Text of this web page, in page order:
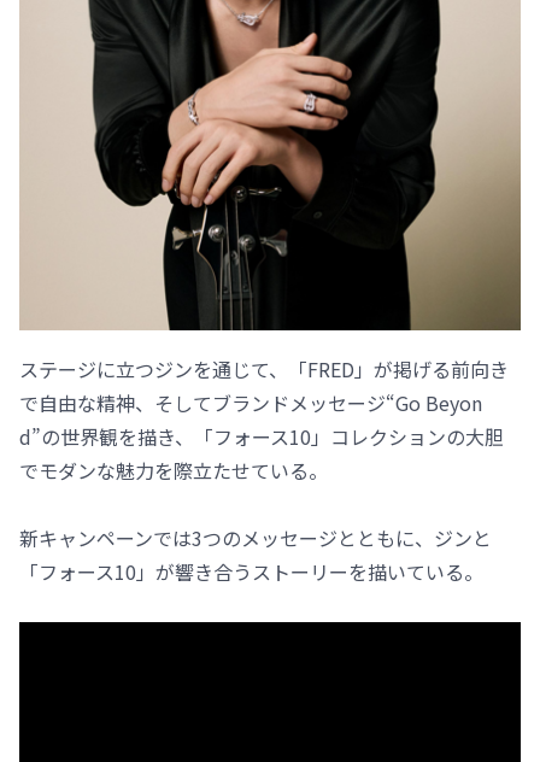
ステージに立つジンを通じて、「FRED」が掲げる前向き
で自由な精神、そしてブランドメッセージ“Go Beyon
d”の世界観を描き、「フォース10」コレクションの大胆
でモダンな魅力を際立たせている。
新キャンペーンでは3つのメッセージとともに、ジンと
「フォース10」が響き合うストーリーを描いている。